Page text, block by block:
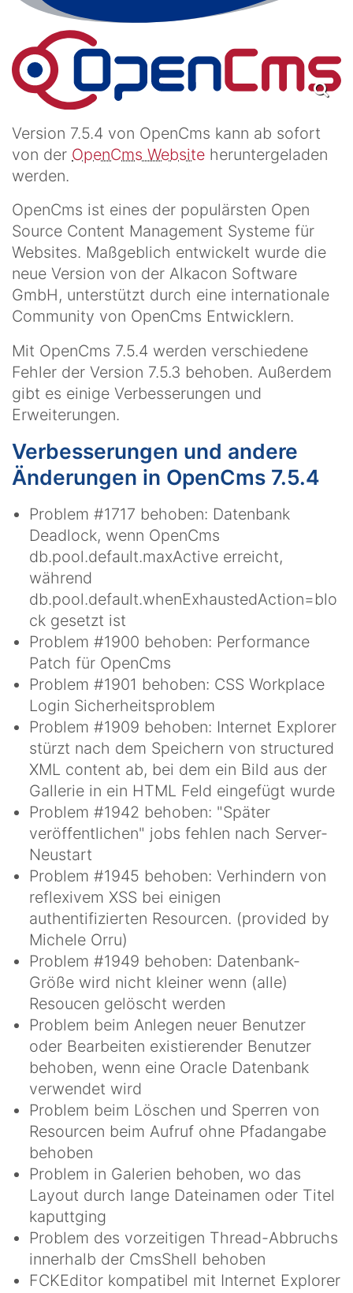
Version 7.5.4 von OpenCms kann ab sofort
von der OpenCms Website heruntergeladen
werden.
OpenCms ist eines der populärsten Open
Source Content Management Systeme für
Websites. Maßgeblich entwickelt wurde die
neue Version von der Alkacon Software
GmbH, unterstützt durch eine internationale
Community von OpenCms Entwicklern.
Mit OpenCms 7.5.4 werden verschiedene
Fehler der Version 7.5.3 behoben. Außerdem
gibt es einige Verbesserungen und
Erweiterungen.
Verbesserungen und andere
Änderungen in OpenCms 7.5.4
Problem #1717 behoben: Datenbank
Deadlock, wenn OpenCms
db.pool.default.maxActive erreicht,
während
db.pool.default.whenExhaustedAction=blo
ck gesetzt ist
Problem #1900 behoben: Performance
Patch für OpenCms
Problem #1901 behoben: CSS Workplace
Login Sicherheitsproblem
Problem #1909 behoben: Internet Explorer
stürzt nach dem Speichern von structured
XML content ab, bei dem ein Bild aus der
Gallerie in ein HTML Feld eingefügt wurde
Problem #1942 behoben: "Später
veröffentlichen" jobs fehlen nach Server-
Neustart
Problem #1945 behoben: Verhindern von
reflexivem XSS bei einigen
authentifizierten Resourcen. (provided by
Michele Orru)
Problem #1949 behoben: Datenbank-
Größe wird nicht kleiner wenn (alle)
Resoucen gelöscht werden
Problem beim Anlegen neuer Benutzer
oder Bearbeiten existierender Benutzer
behoben, wenn eine Oracle Datenbank
verwendet wird
Problem beim Löschen und Sperren von
Resourcen beim Aufruf ohne Pfadangabe
behoben
Problem in Galerien behoben, wo das
Layout durch lange Dateinamen oder Titel
kaputtging
Problem des vorzeitigen Thread-Abbruchs
innerhalb der CmsShell behoben
FCKEditor kompatibel mit Internet Explorer